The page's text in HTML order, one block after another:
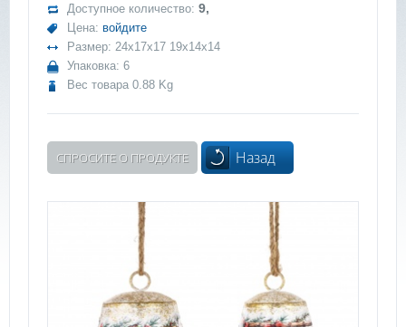
Доступное количество:9,
Цена: войдите
Размер: 24x17x17 19x14x14
Упаковка: 6
Вес товара 0.88 Kg
СПРОСИТЕ О ПРОДУКТЕ Назад